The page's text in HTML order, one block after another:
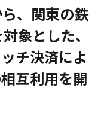
、関東の鉄
象とした、
チ決済によ
互利用を開